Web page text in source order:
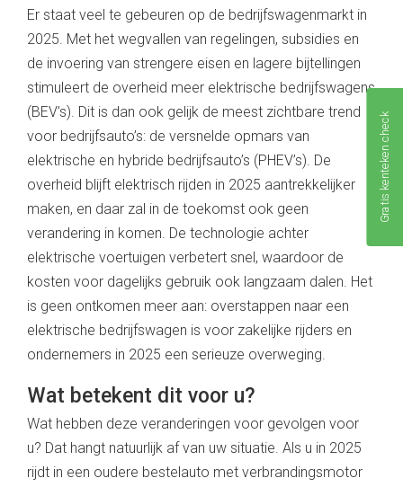
Er staat veel te gebeuren op de bedrijfswagenmarkt in
2025. Met het wegvallen van regelingen, subsidies en
de invoering van strengere eisen en lagere bijtellingen
stimuleert de overheid meer elektrische bedrijfswagens
(BEV’s). Dit is dan ook gelijk de meest zichtbare trend
voor bedrijfsauto’s: de versnelde opmars van
elektrische en hybride bedrijfsauto’s (PHEV’s). De
overheid blijft elektrisch rijden in 2025 aantrekkelijker
maken, en daar zal in de toekomst ook geen
verandering in komen. De technologie achter
elektrische voertuigen verbetert snel, waardoor de
kosten voor dagelijks gebruik ook langzaam dalen. Het
is geen ontkomen meer aan: overstappen naar een
elektrische bedrijfswagen is voor zakelijke rijders en
ondernemers in 2025 een serieuze overweging.
Wat betekent dit voor u?
Wat hebben deze veranderingen voor gevolgen voor
u? Dat hangt natuurlijk af van uw situatie. Als u in 2025
rijdt in een oudere bestelauto met verbrandingsmotor
Gratis kenteken check